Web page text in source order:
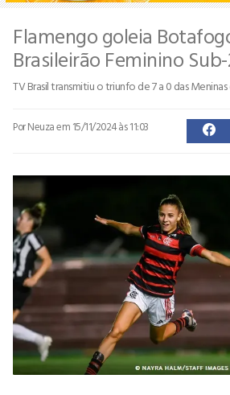
Flamengo goleia
Brasileirão Feminino
TV Brasil transmitiu o triunfo de 7 a 0 das
Por Neuzaem 15/11/2024 às 11:03